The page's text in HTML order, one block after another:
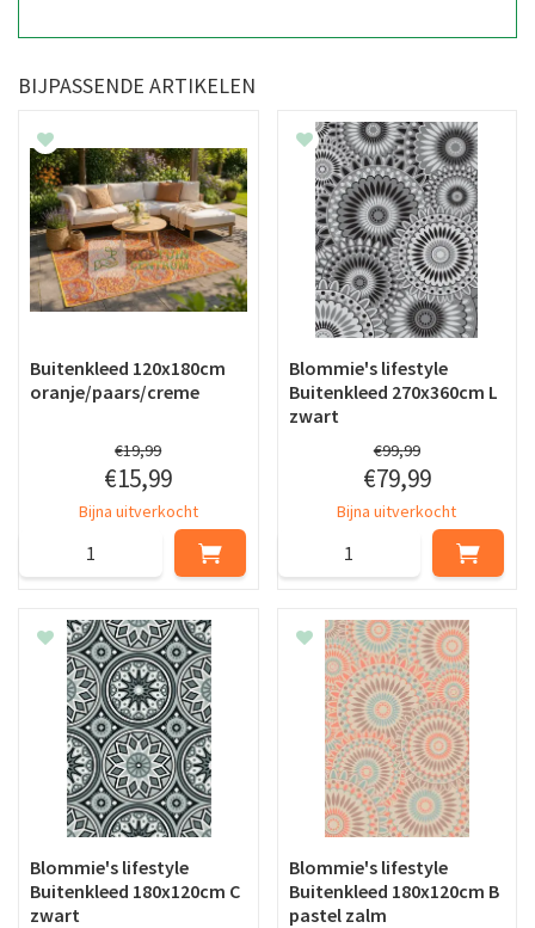
BIJPASSENDE ARTIKELEN
Buitenkleed 120x180cm
oranje/paars/creme
€19,99
€15,99
Bijna uitverkocht
Blommie's lifestyle
Buitenkleed 270x360cm L
zwart
€99,99
€79,99
Bijna uitverkocht
Blommie's lifestyle
Buitenkleed 180x120cm C
zwart
Blommie's lifestyle
Buitenkleed 180x120cm B
pastel zalm